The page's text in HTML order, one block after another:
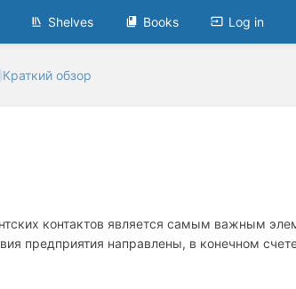
Shelves Books Log in
Краткий обзор
контактов является самым важным
предприятия направлены, в конечном